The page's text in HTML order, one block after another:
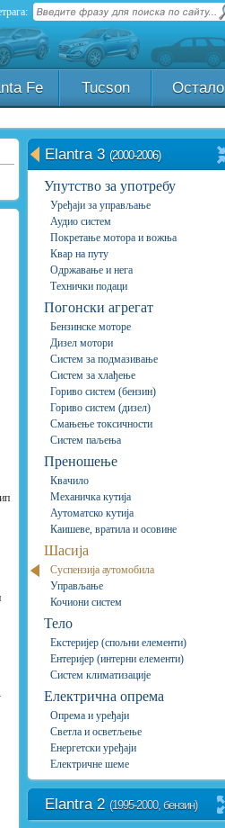
Fe Tucson Остало
Elantra 3 (2000-2006)
Упутство за употребу
Уређаји за управљање
Аудио систем
Покретање мотора и вожња
Квар на путу
Одржавање и нега
Технички подаци
Погонски агрегат
Бензинске моторе
Дизел мотори
Систем за подмазивање
Систем за хлађење
Гориво систем (бензин)
Гориво систем (дизел)
Смањење токсичности
Систем паљења
Преношење
Квачило
Механичка кутија
Аутоматско кутија
Каишеве, вратила и осовине
Шасија
Суспензија аутомобила
Управљање
Кочиони систем
Тело
Екстеријер (спољни елементи)
Ентеријер (интерни елементи)
Систем климатизације
Електрична опрема
Опрема и уређаји
Светла и осветљење
Енергетски уређаји
Електричне шеме
Elantra 2 (1995-2000, бензин)